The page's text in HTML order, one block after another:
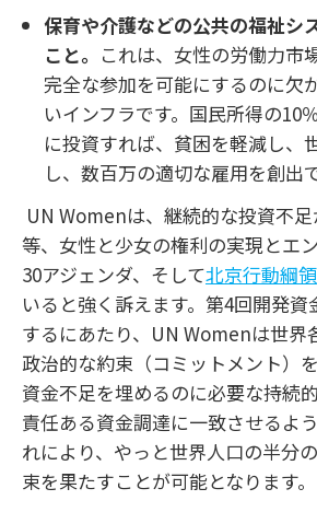
保育や介護などの公共の福祉シ
こと。 これは、女性の労働力市
完全な参加を可能にするのに欠
いインフラです。国民所得の10
に投資すれば、貧困を軽減し、
し、数百万の適切な雇用を創出
UN Womenは、継続的な投資不
等、女性と少女の権利の実現とエ
30アジェンダ、そして北京行動綱領
いると強く訴えます。第4回開発資
するにあたり、 UN Womenは世界
政治的な約束（コミットメント）を
資金不足を埋めるのに必要な持続
責任ある資金調達に一致させるよ
れにより、やっと世界人口の半分
束を果たすことが可能となります。